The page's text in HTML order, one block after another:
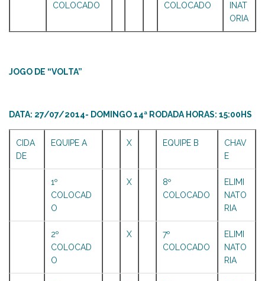
COLOCADO
COLOCADO
INAT
ORIA
JOGO DE “VOLTA”
DATA: 27/07/2014- DOMINGO 14ª RODADA HORAS: 15:00HS
CIDA
DE
EQUIPE A X EQUIPE B
CHAV
E
1º
COLOCAD
O
X
8º
COLOCADO
ELIMI
NATO
RIA
2º
COLOCAD
O
X
7º
COLOCADO
ELIMI
NATO
RIA